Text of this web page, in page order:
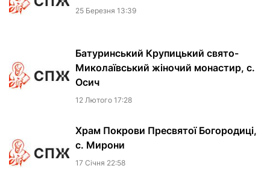
25 Березня 13:39
Батуринський Крупицький свято-
Миколаївський жіночий монастир, с.
Осич
12 Лютого 17:28
Храм Покрови Пресвятої Богородиці,
с. Мирони
17 Сiчня 22:58